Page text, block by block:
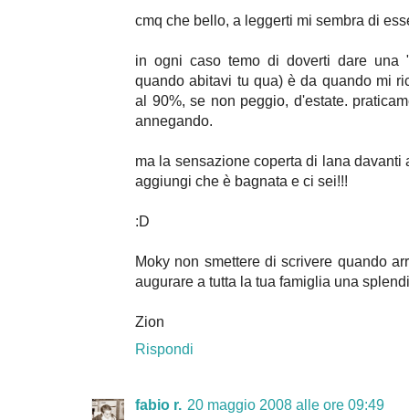
cmq che bello, a leggerti mi sembra di
in ogni caso temo di doverti dare una
quando abitavi tu qua) è da quando mi
al 90%, se non peggio, d'estate.
annegando.
ma la sensazione coperta di lana
aggiungi che è bagnata e ci sei!!!
:D
Moky non smettere di scrivere quando
augurare a tutta la tua famiglia una
Zion
Rispondi
fabio r. 20 maggio 2008 alle ore 09:49